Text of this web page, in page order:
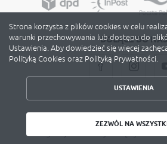
DOŁĄCZ DO NAS
Copyright by avery-
Strona korzysta z plików cookies w celu
warunki przechowywania lub dostępu do
Ustawienia. Aby dowiedzieć się więcej
Polityką Cookies oraz Polityką Prywatności.
USTAWIENIA
ZEZWÓL NA
ZEZWÓL NA